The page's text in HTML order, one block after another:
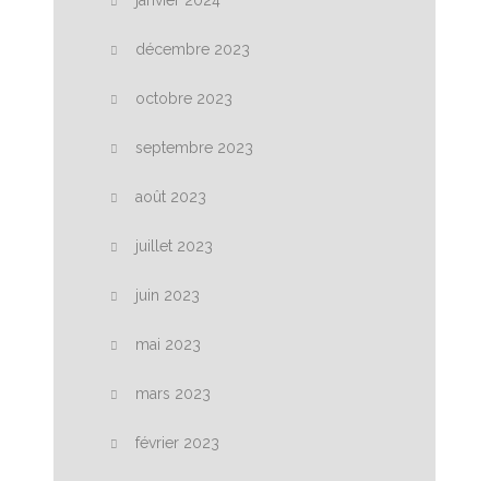
décembre 2023
octobre 2023
septembre 2023
août 2023
juillet 2023
juin 2023
mai 2023
mars 2023
février 2023